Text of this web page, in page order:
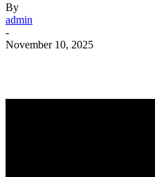
By
admin
-
November 10, 2025